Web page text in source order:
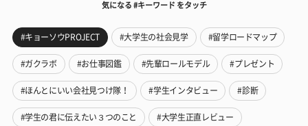
気になる #キーワード をタッチ
#キョーソウPROJECT #大学生の社会見学 #留学ロードマップ
#ガクラボ #お仕事図鑑 #先輩ロールモデル #プレゼント
#ほんとにいい会社見つけ隊！ #学生インタビュー #診断
#学生の君に伝えたい３つのこと #大学生正直レビュー